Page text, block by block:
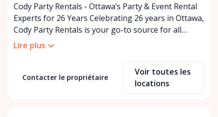
Cody Party Rentals - Ottawa’s Party & Event Rental
Experts for 26 Years Celebrating 26 years in Ottawa,
Cody Party Rentals is your go-to source for all
things party and event rentals. We’re proud to be a
partner of Rent Anything, expanding our offerings
At Cody Party Rentals, we believe in the power of
sharing—giving others the chance to rent out their
Lire plus
Contacter le propriétaire
Voir toutes les
locations